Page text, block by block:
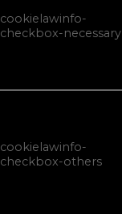
cookielawinfo-
checkbox-necessary
cookielawinfo-
checkbox-others